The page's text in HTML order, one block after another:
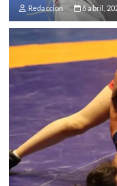
Redaccion 6 abril,